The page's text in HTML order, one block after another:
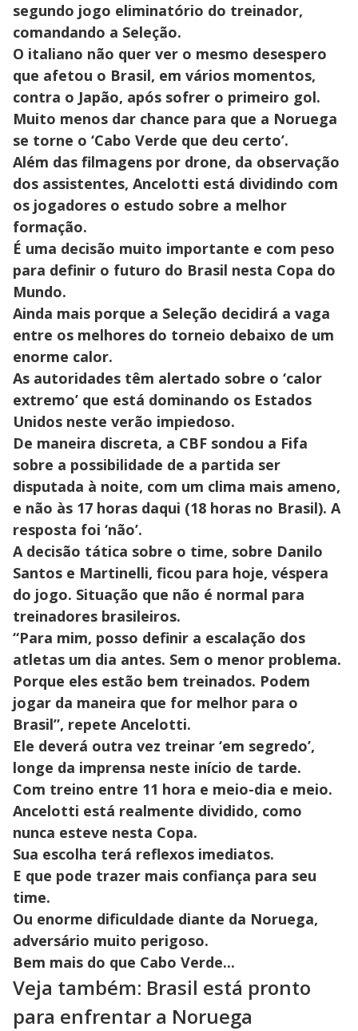
segundo jogo eliminatório do treinador,
comandando a Seleção.
O italiano não quer ver o mesmo desespero
que afetou o Brasil, em vários momentos,
contra o Japão, após sofrer o primeiro gol.
Muito menos dar chance para que a Noruega
se torne o ‘Cabo Verde que deu certo’.
Além das filmagens por drone, da observação
dos assistentes, Ancelotti está dividindo com
os jogadores o estudo sobre a melhor
formação.
É uma decisão muito importante e com peso
para definir o futuro do Brasil nesta Copa do
Mundo.
Ainda mais porque a Seleção decidirá a vaga
entre os melhores do torneio debaixo de um
enorme calor.
As autoridades têm alertado sobre o ‘calor
extremo’ que está dominando os Estados
Unidos neste verão impiedoso.
De maneira discreta, a CBF sondou a Fifa
sobre a possibilidade de a partida ser
disputada à noite, com um clima mais ameno,
e não às 17 horas daqui (18 horas no Brasil). A
resposta foi ‘não’.
A decisão tática sobre o time, sobre Danilo
Santos e Martinelli, ficou para hoje, véspera
do jogo. Situação que não é normal para
treinadores brasileiros.
“Para mim, posso definir a escalação dos
atletas um dia antes. Sem o menor problema.
Porque eles estão bem treinados. Podem
jogar da maneira que for melhor para o
Brasil”, repete Ancelotti.
Ele deverá outra vez treinar ‘em segredo’,
longe da imprensa neste início de tarde.
Com treino entre 11 hora e meio-dia e meio.
Ancelotti está realmente dividido, como
nunca esteve nesta Copa.
Sua escolha terá reflexos imediatos.
E que pode trazer mais confiança para seu
time.
Ou enorme dificuldade diante da Noruega,
adversário muito perigoso.
Bem mais do que Cabo Verde...
Veja também: Brasil está pronto
para enfrentar a Noruega